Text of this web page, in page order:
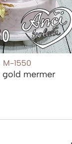
M-1550
gold mermer